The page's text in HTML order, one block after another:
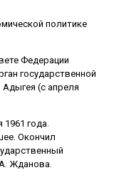
политике
Федерации
государственной
Адыгея (с апреля
года.
Окончил
Жданова.